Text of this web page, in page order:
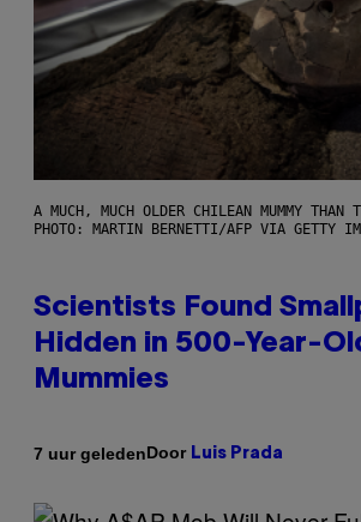
A MUCH, MUCH OLDER CHILEAN MUMMY THAN
PHOTO: MARTIN BERNETTI/AFP VIA GETTY
Scientists Found
Hidden in 500-Year-
Mummies
7 uur geledenDoor Luis Prada